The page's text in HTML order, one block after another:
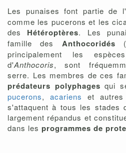
Les punaises font partie de
comme les pucerons et les
des Hétéroptères. Les
famille des Anthocoridés
principalement les
d'Anthocoris, sont
serre. Les membres de ces
prédateurs polyphages qui
pucerons, acariens et
s'attaquent à tous les stades
largement répandus et
dans les programmes de